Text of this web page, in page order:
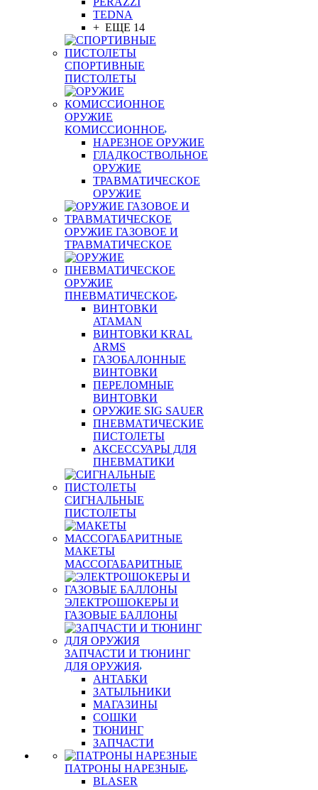
TEDNA
+ ЕЩЕ 14
СПОРТИВНЫЕ
ПИСТОЛЕТЫ
ОРУЖИЕ
КОМИССИОННОЕ
НАРЕЗНОЕ ОРУЖИЕ
ГЛАДКОСТВОЛЬНОЕ
ОРУЖИЕ
ТРАВМАТИЧЕСКОЕ
ОРУЖИЕ
ОРУЖИЕ ГАЗОВОЕ И
ТРАВМАТИЧЕСКОЕ
ОРУЖИЕ
ПНЕВМАТИЧЕСКОЕ
ВИНТОВКИ
ATAMAN
ВИНТОВКИ KRAL
ARMS
ГАЗОБАЛОННЫЕ
ВИНТОВКИ
ПЕРЕЛОМНЫЕ
ВИНТОВКИ
ОРУЖИЕ SIG SAUER
ПНЕВМАТИЧЕСКИЕ
ПИСТОЛЕТЫ
АКСЕССУАРЫ ДЛЯ
ПНЕВМАТИКИ
СИГНАЛЬНЫЕ
ПИСТОЛЕТЫ
МАКЕТЫ
МАССОГАБАРИТНЫЕ
ЭЛЕКТРОШОКЕРЫ И
ГАЗОВЫЕ БАЛЛОНЫ
ЗАПЧАСТИ И ТЮНИНГ
ДЛЯ ОРУЖИЯ
АНТАБКИ
ЗАТЫЛЬНИКИ
МАГАЗИНЫ
СОШКИ
ТЮНИНГ
ЗАПЧАСТИ
ПАТРОНЫ НАРЕЗНЫЕ
BLASER